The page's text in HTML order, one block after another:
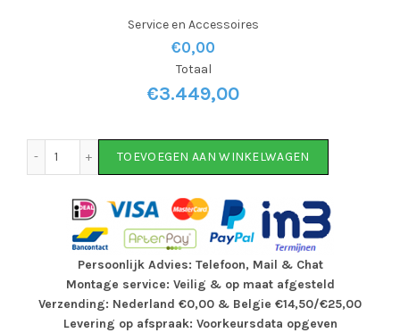
Service en Accessoires
€0,00
Totaal
€3.449,00
TOEVOEGEN AAN WINKELWAGEN
Persoonlijk Advies: Telefoon, Mail & Chat
Montage service: Veilig & op maat afgesteld
Verzending: Nederland €0,00 & Belgie €14,50/€25,00
Levering op afspraak: Voorkeursdata opgeven